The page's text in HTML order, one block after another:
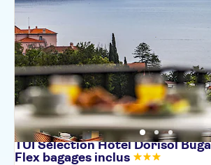
TUI Sélection Hôtel Dorisol
Flex bagages inclus